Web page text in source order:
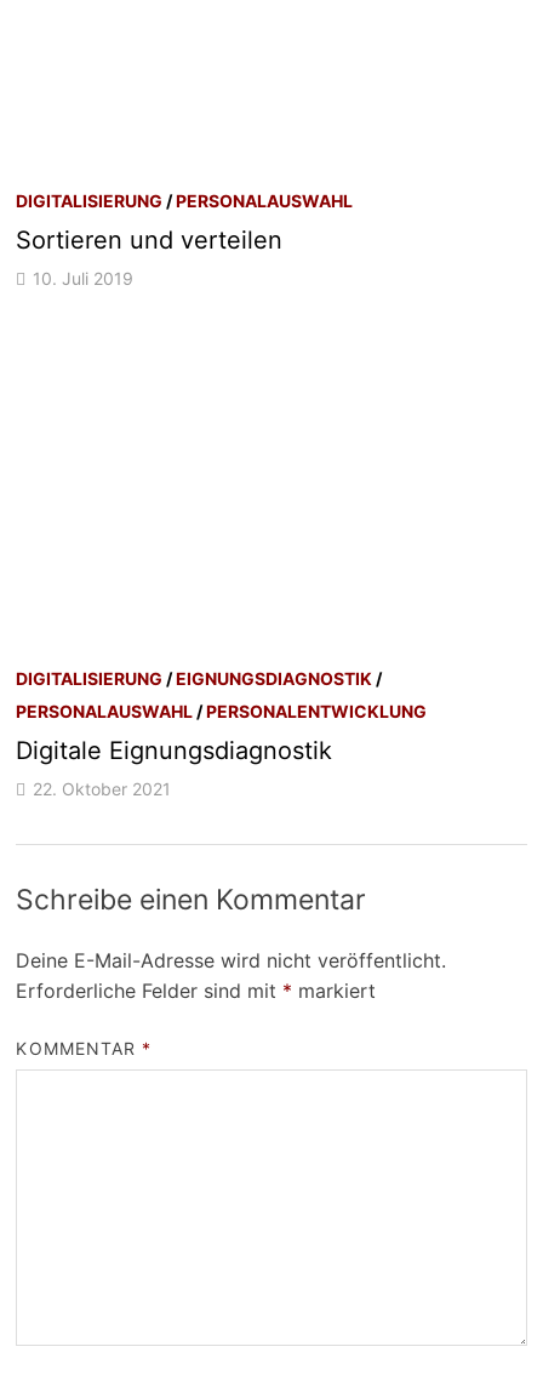
DIGITALISIERUNG /PERSONALAUSWAHL
Sortieren und verteilen
10. Juli 2019
DIGITALISIERUNG /EIGNUNGSDIAGNOSTIK/
PERSONALAUSWAHL/PERSONALENTWICKLUNG
Digitale Eignungsdiagnostik
22. Oktober 2021
Schreibe einen Kommentar
Deine E-Mail-Adresse wird nicht veröffentlicht.
Erforderliche Felder sind mit * markiert
KOMMENTAR *